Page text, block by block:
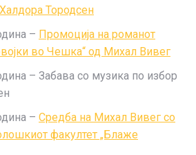
Тородсен
– Промоција на романот
во Чешка“ од Михал Вивег
– Забава со музика по избор
– Средба на Михал Вивег со
факултет „Блаже